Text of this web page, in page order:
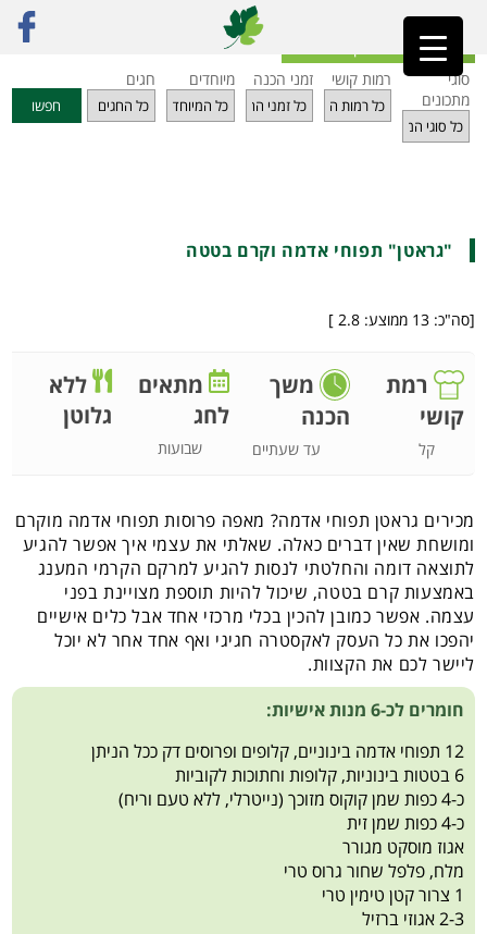
ראשי»מתכונים "גראטן" תפוחי אדמה וקרם בטטה
חזרה לאינדקס מתכונים
סוגי
מתכונים
רמות קושי זמני הכנה מיוחדים חגים
חפשו
"גראטן" תפוחי אדמה וקרם בטטה
[סה"כ: 13 ממוצע: 2.8
]
רמת
קושי
קל
משך
הכנה
עד שעתיים
מתאים
לחג
שבועות
ללא
גלוטן
מכירים גראטן תפוחי אדמה? מאפה פרוסות תפוחי אדמה מוקרם
ומושחת שאין דברים כאלה. שאלתי את עצמי איך אפשר להגיע
לתוצאה דומה והחלטתי לנסות להגיע למרקם הקרמי המענג
באמצעות קרם בטטה, שיכול להיות תוספת מצויינת בפני
עצמה. אפשר כמובן להכין בכלי מרכזי אחד אבל כלים אישיים
יהפכו את כל העסק לאקסטרה חגיגי ואף אחד אחר לא יוכל
ליישר לכם את הקצוות.
חומרים לכ-6 מנות אישיות:
12 תפוחי אדמה בינוניים, קלופים ופרוסים דק ככל הניתן
6 בטטות בינוניות, קלופות וחתוכות לקוביות
כ-4 כפות שמן קוקוס מזוכך (נייטרלי, ללא טעם וריח)
כ-4 כפות שמן זית
אגוז מוסקט מגורר
מלח, פלפל שחור גרוס טרי
1 צרור קטן טימין טרי
2-3 אגוזי ברזיל